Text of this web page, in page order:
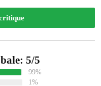
5/5
99%
1%